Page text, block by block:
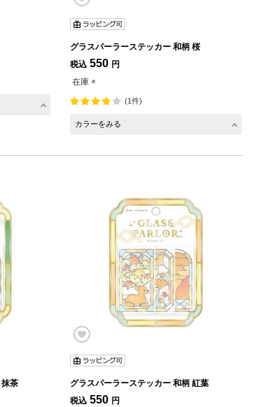
グラスパーラーステッカー 和柄 桜
税込 550 円
在庫 ×
(1件)
カラーをみる
グラスパーラーステッカー 和柄 抹茶
グラスパーラーステッカー 和柄 紅葉
税込 550 円